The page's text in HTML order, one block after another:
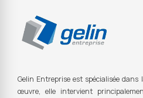
Gelin Entreprise est spécialisée dans
œuvre, elle intervient